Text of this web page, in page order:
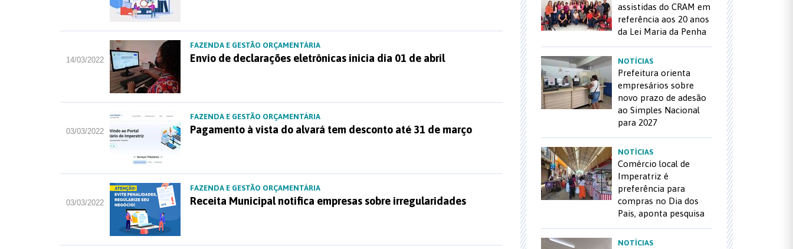
14/03/2022
FAZENDA E GESTÃO ORÇAMENTÁRIA
Envio de declarações eletrônicas inicia dia 01 de abril
03/03/2022
FAZENDA E GESTÃO ORÇAMENTÁRIA
Pagamento à vista do alvará tem desconto até 31 de março
03/03/2022
FAZENDA E GESTÃO ORÇAMENTÁRIA
Receita Municipal notifica empresas sobre irregularidades
assistidas do CRAM em
referência aos 20 anos
da Lei Maria da Penha
NOTÍCIAS
Prefeitura orienta
empresários sobre
novo prazo de adesão
ao Simples Nacional
para 2027
NOTÍCIAS
Comércio local de
Imperatriz é
preferência para
compras no Dia dos
Pais, aponta pesquisa
NOTÍCIAS